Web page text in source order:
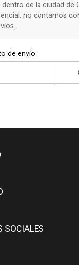
dentro de la ciudad de
no contamos
de envío
SOCIALES